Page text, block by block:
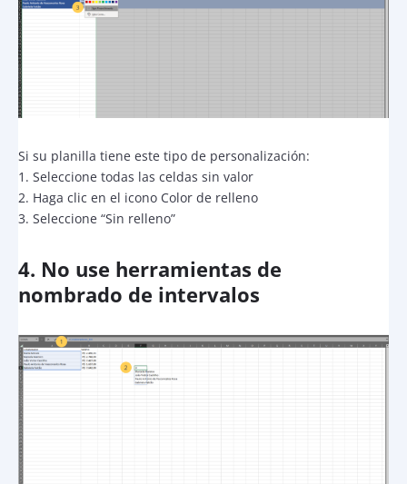
Si su planilla tiene este tipo de personalización:
1. Seleccione todas las celdas sin valor
2. Haga clic en el icono Color de relleno
3. Seleccione “Sin relleno”
4. No use herramientas de
nombrado de intervalos